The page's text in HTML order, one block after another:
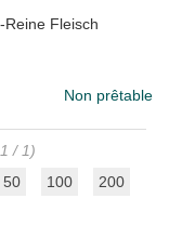
Reine Fleisch
Non prêtable
/ 1)
50 100 200